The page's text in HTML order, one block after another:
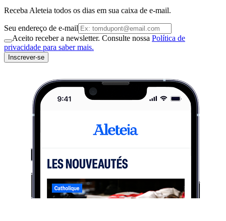
Receba Aleteia todos os dias em sua caixa de e-mail.
Seu endereço de e-mail
Aceito receber a newsletter. Consulte nossa Política de
privacidade para saber mais.
Inscrever-se